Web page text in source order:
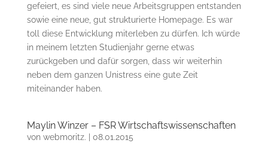
gefeiert, es sind viele neue Arbeitsgruppen entstanden
sowie eine neue, gut strukturierte Homepage. Es war
toll diese Entwicklung miterleben zu dürfen. Ich würde
in meinem letzten Studienjahr gerne etwas
zurückgeben und dafür sorgen, dass wir weiterhin
neben dem ganzen Unistress eine gute Zeit
miteinander haben.
Maylin Winzer – FSR Wirtschaftswissenschaften
von webmoritz. 08.01.2015